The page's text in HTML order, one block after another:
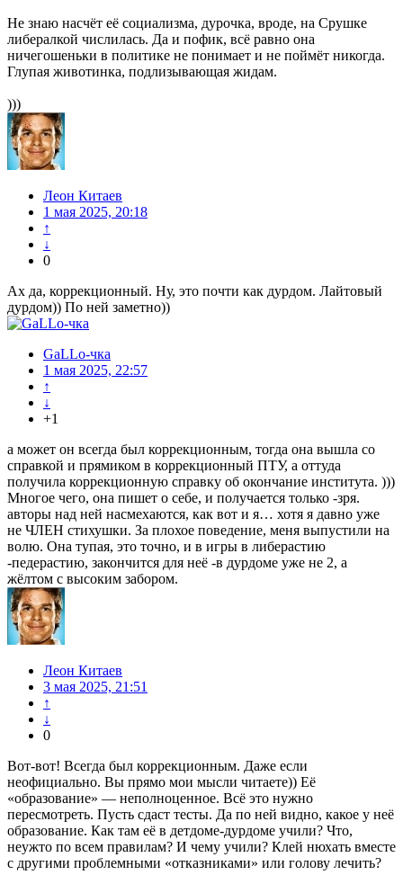
Не знаю насчёт её социализма, дурочка, вроде, на Срушке
либералкой числилась. Да и пофик, всё равно она
ничегошеньки в политике не понимает и не поймёт никогда.
Глупая животинка, подлизывающая жидам.
)))
Леон Китаев
1 мая 2025, 20:18
↑
↓
0
Ах да, коррекционный. Ну, это почти как дурдом. Лайтовый
дурдом)) По ней заметно))
GaLLo-чка
1 мая 2025, 22:57
↑
↓
+1
а может он всегда был коррекционным, тогда она вышла со
справкой и прямиком в коррекционный ПТУ, а оттуда
получила коррекционную справку об окончание института. )))
Многое чего, она пишет о себе, и получается только -зря.
авторы над ней насмехаются, как вот и я… хотя я давно уже
не ЧЛЕН стихушки. За плохое поведение, меня выпустили на
волю. Она тупая, это точно, и в игры в либерастию
-педерастию, закончится для неё -в дурдоме уже не 2, а
жёлтом с высоким забором.
Леон Китаев
3 мая 2025, 21:51
↑
↓
0
Вот-вот! Всегда был коррекционным. Даже если
неофициально. Вы прямо мои мысли читаете)) Её
«образование» — неполноценное. Всё это нужно
пересмотреть. Пусть сдаст тесты. Да по ней видно, какое у неё
образование. Как там её в детдоме-дурдоме учили? Что,
неужто по всем правилам? И чему учили? Клей нюхать вместе
с другими проблемными «отказниками» или голову лечить?